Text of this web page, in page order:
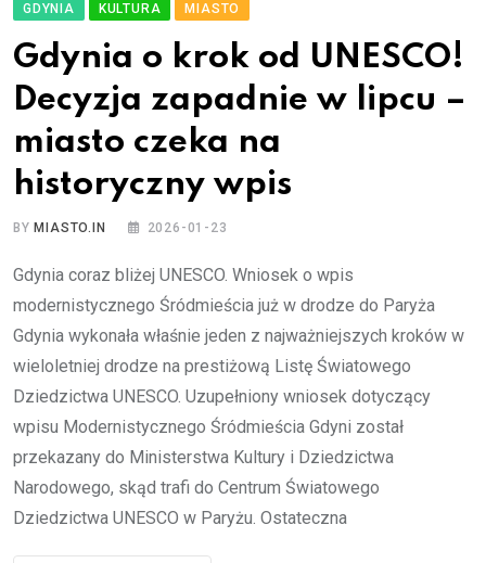
GDYNIA KULTURA MIASTO
Gdynia o krok od UNESCO!
Decyzja zapadnie w lipcu –
miasto czeka na
historyczny wpis
BY MIASTO.IN 2026-01-23
Gdynia coraz bliżej UNESCO. Wniosek o wpis
modernistycznego Śródmieścia już w drodze do Paryża
Gdynia wykonała właśnie jeden z najważniejszych kroków w
wieloletniej drodze na prestiżową Listę Światowego
Dziedzictwa UNESCO. Uzupełniony wniosek dotyczący
wpisu Modernistycznego Śródmieścia Gdyni został
przekazany do Ministerstwa Kultury i Dziedzictwa
Narodowego, skąd trafi do Centrum Światowego
Dziedzictwa UNESCO w Paryżu. Ostateczna